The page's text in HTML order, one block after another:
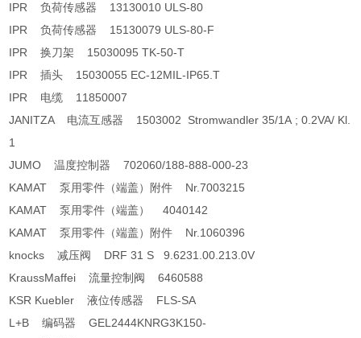
IPR 负荷传感器 13130010 ULS-80
IPR 负荷传感器 15130079 ULS-80-F
IPR 换刀架 15030095 TK-50-T
IPR 插头 15030055 EC-12MIL-IP65.T
IPR 电缆 11850007
JANITZA 电流互感器 1503002 Stromwandler 35/1A ; 0.2VA/ Kl.
1
JUMO 温度控制器 702060/188-888-000-23
KAMAT 泵用零件（端盖）附件 Nr.7003215
KAMAT 泵用零件（端盖） 4040142
KAMAT 泵用零件（端盖）附件 Nr.1060396
knocks 减压阀 DRF 31 S 9.6231.00.213.0V
KraussMaffei 流量控制阀 6460588
KSR Kuebler 液位传感器 FLS-SA
L+B 编码器 GEL2444KNRG3K150-